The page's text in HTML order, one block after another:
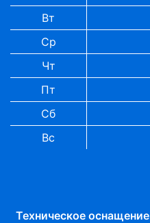
Вт
Ср
Чт
Пт
Сб
Вс
Техническое оснащение